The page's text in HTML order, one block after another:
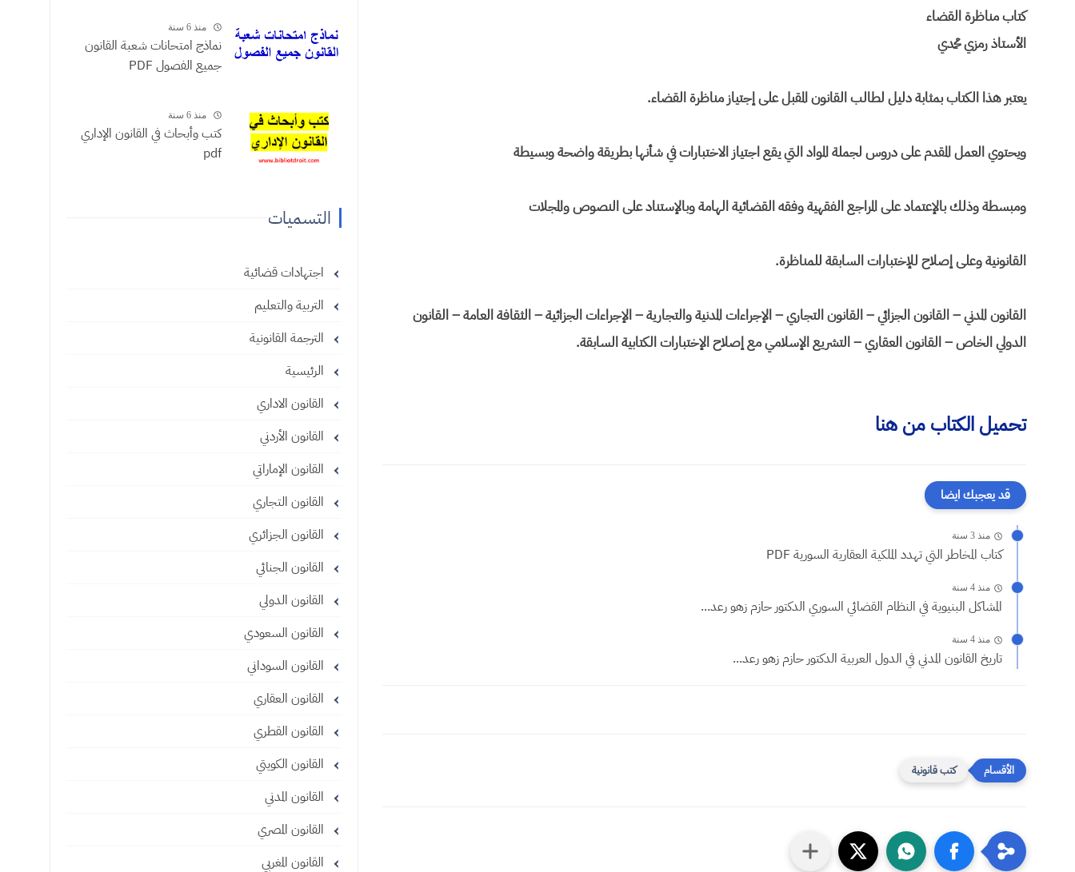
كتاب مناظرة القضاء
الأستاذ رمزي محمدي
يعتبر هذا الكتاب بمثابة دليل لطالب القانون المقبل على إجتياز مناظرة القضاء.
ويحتوي العمل المقدم على دروس لجملة المواد التي يقع اجتياز الاختبارات في شأنها بطريقة واضحة وبسيطة
ومبسطة وذلك بالإعتماد على المراجع الفقهية وفقه القضائية الهامة وبالإستناد على النصوص والمجلات
القانونية وعلى إصلاح للإختبارات السابقة للمناظرة.
القانون المدني – القانون الجزائي – القانون التجاري – الإجراءات المدنية والتجارية – الإجراءات الجزائية – الثقافة العامة – القانون
الدولي الخاص – القانون العقاري – التشريع الإسلامي مع إصلاح الإختبارات الكتابية السابقة.
تحميل الكتاب من هنا
قد يعجبك ايضا
منذ 3 سنة
كتاب المخاطر التي تهدد الملكية العقارية السورية PDF
منذ 4 سنة
المشاكل البنيوية في النظام القضائي السوري الدكتور حازم زهو رعد...
منذ 4 سنة
تاريخ القانون المدني في الدول العربية الدكتور حازم زهو رعد...
كتب قانونية
منذ 6 سنة
نماذج امتحانات شعبة القانون
جميع الفصول PDF
منذ 6 سنة
كتب وأبحاث في القانون الإداري
pdf
التسميات
اجتهادات قضائية
التربية والتعليم
الترجمة القانونية
الرئيسية
القانون الاداري
القانون الأردني
القانون الإماراتي
القانون التجاري
القانون الجزائري
القانون الجنائي
القانون الدولي
القانون السعودي
القانون السوداني
القانون العقاري
القانون القطري
القانون الكويتي
القانون المدني
القانون المصري
القانون المغربي